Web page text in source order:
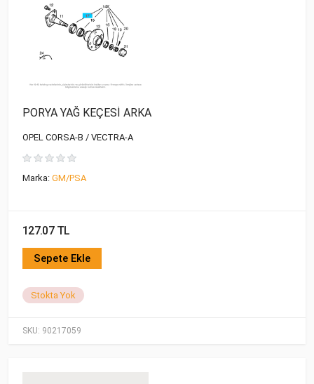
SKU: 90217059
PORYA YAĞ KEÇESİ ARKA
OPEL CORSA-B / VECTRA-A
Marka: GM/PSA
127.07 TL
Sepete Ekle
Stokta Yok